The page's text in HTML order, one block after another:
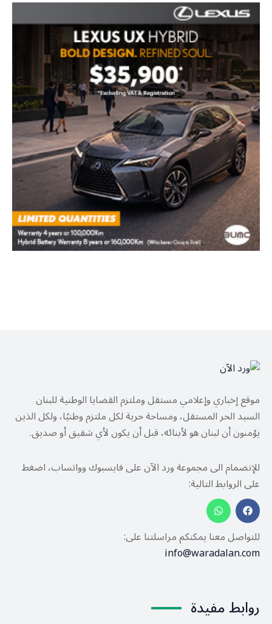
موقع إخباري وإعلامي مستقل وملتزم القضايا الوطنية للبنان
السيد الحر المستقل، ومساحة حرية لكل ملتزم وطنيًا، ولكل الذين
يؤمنون أن لبنان هو لأبنائه، قبل أن يكون لأي شقيق أو صديق.
للإنضمام الى مجموعة ورد الآن على فايسبوك وواتساب، اضغط
على الروابط التالية:
للتواصل معنا يمكنكم مراسلتنا على:
info@waradalan.com
روابط مفيدة